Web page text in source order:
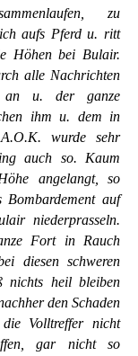
zu
aufs Pferd u. ritt
Höhen bei Bulair.
alle Nachrichten
an u. der ganze
ihm u. dem in
wurde sehr
auch so. Kaum
angelangt, so
auf
niederprasseln.
Fort in Rauch
diesen schweren
nichts heil bleiben
den Schaden
Volltreffer nicht
gar nicht so